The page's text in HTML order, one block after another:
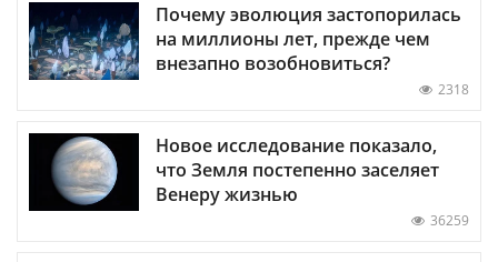
Почему эволюция застопорилась
на миллионы лет, прежде чем
внезапно возобновиться?
2318
Новое исследование показало,
что Земля постепенно заселяет
Венеру жизнью
36259